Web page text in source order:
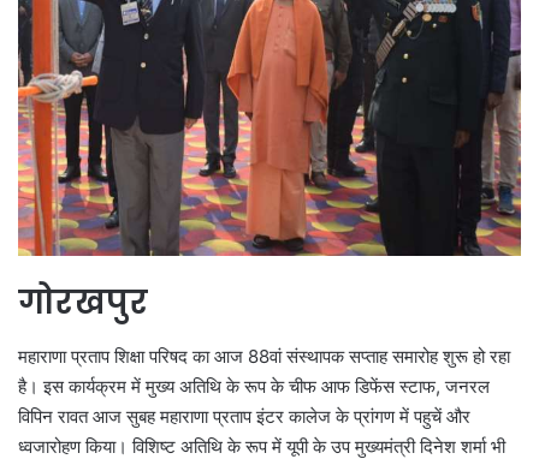
गोरखपुर
महाराणा प्रताप शिक्षा परिषद का आज 88वां संस्थापक सप्ताह समारोह शुरू हो रहा
है। इस कार्यक्रम में मुख्य अतिथि के रूप के चीफ आफ डिफेंस स्टाफ, जनरल
विपिन रावत आज सुबह महाराणा प्रताप इंटर कालेज के प्रांगण में पहुचें और
ध्वजारोहण किया। विशिष्ट अतिथि के रूप में यूपी के उप मुख्यमंत्री दिनेश शर्मा भी